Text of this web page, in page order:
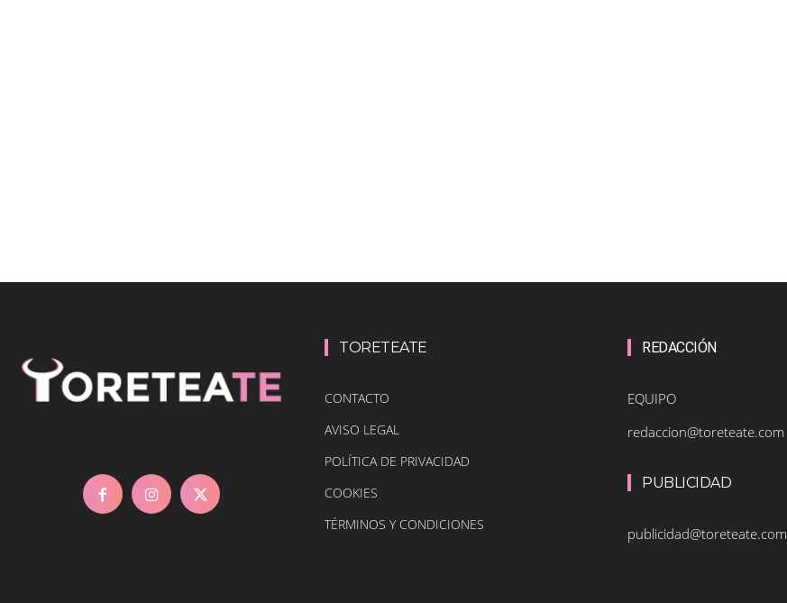
TORETEATE
CONTACTO
AVISO LEGAL
POLÍTICA DE PRIVACIDAD
COOKIES
TÉRMINOS Y CONDICIONES
REDACCIÓN
EQUIPO
redaccion@toreteate.com
PUBLICIDAD
publicidad@toreteate.com